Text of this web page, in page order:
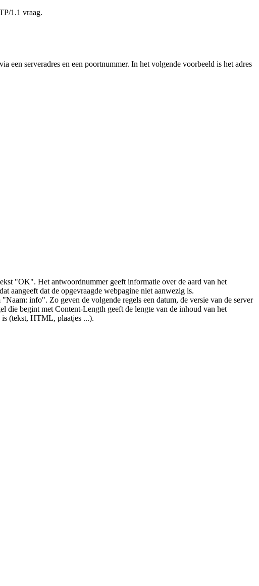
1.1 vraag.
een serveradres en een poortnummer. In het volgende voorbeeld is het adres
"OK". Het antwoordnummer geeft informatie over de aard van het
aangeeft dat de opgevraagde webpagine niet aanwezig is.
info". Zo geven de volgende regels een datum, de versie van de server
die begint met Content-Length geeft de lengte van de inhoud van het
(tekst, HTML, plaatjes ...).